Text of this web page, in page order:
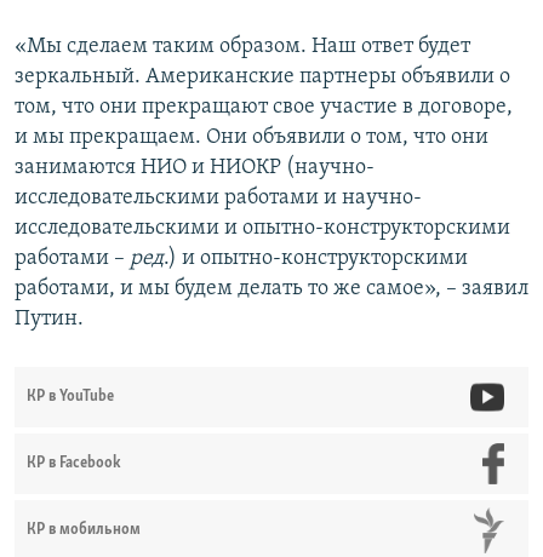
«Мы сделаем таким образом. Наш ответ будет
зеркальный. Американские партнеры объявили о
том, что они прекращают свое участие в договоре,
и мы прекращаем. Они объявили о том, что они
занимаются НИО и НИОКР (научно-
исследовательскими работами и научно-
исследовательскими и опытно-конструкторскими
работами – ред.) и опытно-конструкторскими
работами, и мы будем делать то же самое», – заявил
Путин.
КР в YouTube
КР в Facebook
КР в мобильном